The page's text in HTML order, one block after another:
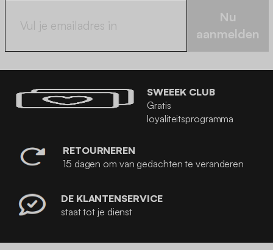
Nu
aanmelden
SWEEEK CLUB
Gratis
loyaliteitsprogramma
RETOURNEREN
15 dagen om van gedachten te veranderen
DE KLANTENSERVICE
staat tot je dienst